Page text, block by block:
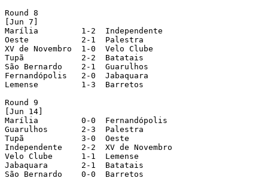
Round 8
[Jun 7]
Marília         1-2  Independente
Oeste           2-1  Palestra
XV de Novembro  1-0  Velo Clube
Tupã            2-2  Batatais
São Bernardo    2-1  Guarulhos
Fernandópolis   2-0  Jabaquara
Lemense         1-3  Barretos
Round 9
[Jun 14]
Marília         0-0  Fernandópolis
Guarulhos       2-3  Palestra
Tupã            3-0  Oeste
Independente    2-2  XV de Novembro
Velo Clube      1-1  Lemense
Jabaquara       2-1  Batatais
São Bernardo    0-0  Barretos